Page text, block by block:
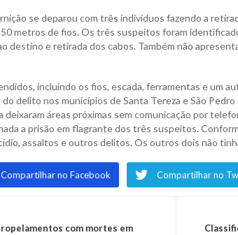
se deparou com três indivíduos fazendo a
metros de fios. Os três suspeitos foram
destino e retirada dos cabos. Também não
incluindo os fios, escada, ferramentas e um
delito nos municípios de Santa Tereza e São
deixaram áreas próximas sem comunicação por
a prisão em flagrante dos três suspeitos.
assaltos e outros delitos. Os outros dois não
Compartilhar no Facebook Compartilhar no
com mortes em